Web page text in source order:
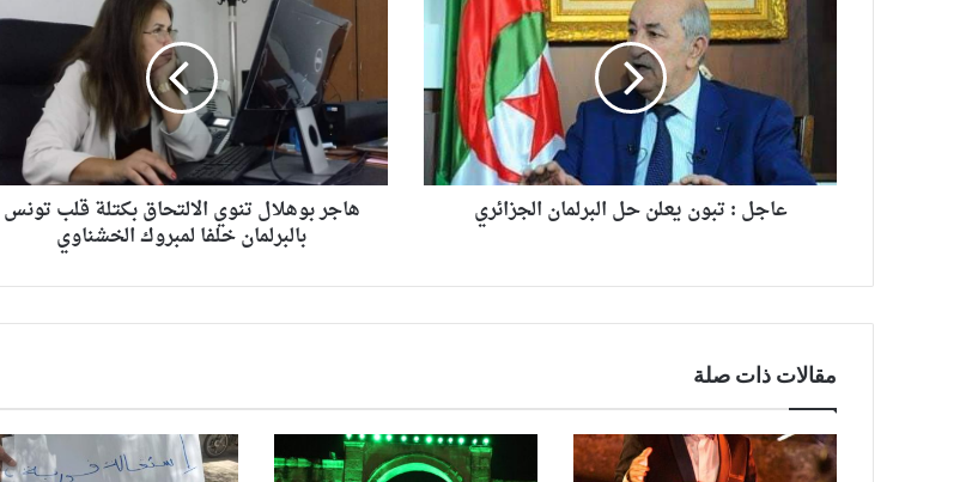
عاجل : تبون يعلن حل البرلمان الجزائري هاجر بوهلال تنوي الالتحاق بكتلة قلب تونس
بالبرلمان خلفا لمبروك الخشناوي
مقالات ذات صلة